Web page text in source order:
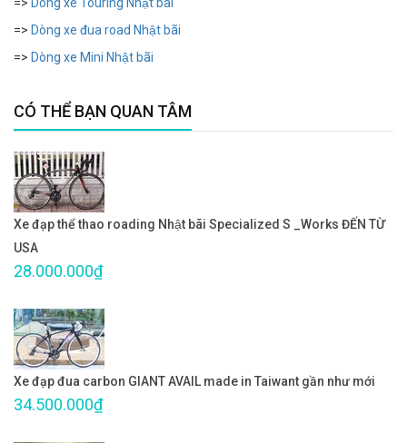
=> Dòng xe đua road Nhật bãi
=> Dòng xe Mini Nhật bãi
CÓ THỂ BẠN QUAN TÂM
Xe đạp thể thao roading Nhật bãi Specialized S _Works ĐẾN TỪ
USA
28.000.000₫
Xe đạp đua carbon GIANT AVAIL made in Taiwant gần như mới
34.500.000₫